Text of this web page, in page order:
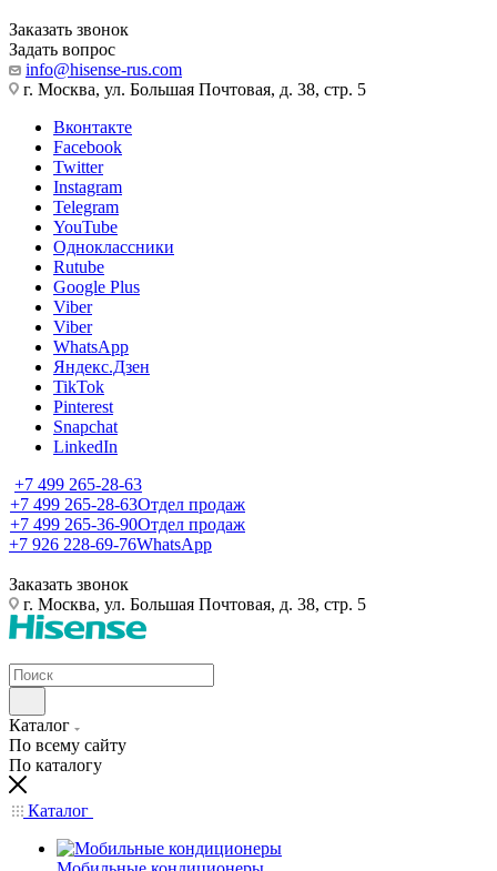
Заказать звонок
Задать вопрос
info@hisense-rus.com
г. Москва, ул. Большая Почтовая, д. 38, стр. 5
Вконтакте
Facebook
Twitter
Instagram
Telegram
YouTube
Одноклассники
Rutube
Google Plus
Viber
Viber
WhatsApp
Яндекс.Дзен
TikTok
Pinterest
Snapchat
LinkedIn
+7 499 265-28-63
+7 499 265-28-63Отдел продаж
+7 499 265-36-90Отдел продаж
+7 926 228-69-76WhatsApp
Заказать звонок
г. Москва, ул. Большая Почтовая, д. 38, стр. 5
Каталог
По всему сайту
По каталогу
Каталог